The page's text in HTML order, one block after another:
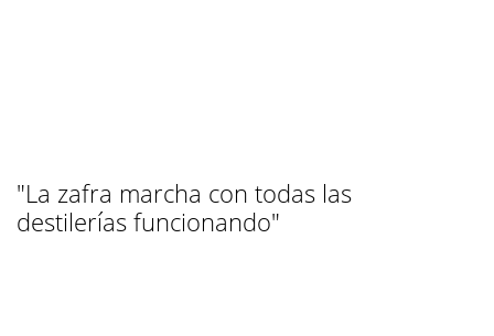
"La zafra marcha con todas las
destilerías funcionando"